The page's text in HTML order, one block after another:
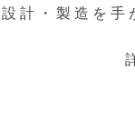
計・製造を手